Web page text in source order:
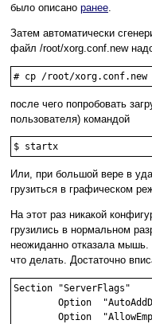
было описано ранее.
Затем автоматически
файл /root/xorg.conf.new
# cp /root/
после чего попробовать
пользователя) командой
$ startx
Или, при большой вере в
грузиться в графическом
На этот раз никакой
грузились в нормальном
неожиданно отказала
что делать. Достаточно
Section "ServerFlags"